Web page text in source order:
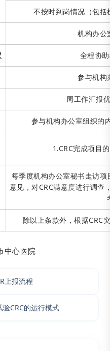
不按时到岗情况（包
机构办公
全程协
参与机构
周工作汇报
参与机构办公室组织的
1.CRC完成项目
每季度机构办公室秘书走访
意见，对CRC满意度进行调查
除以上条款外，根据CRC
中心医院
上报流程
CRC的运行模式